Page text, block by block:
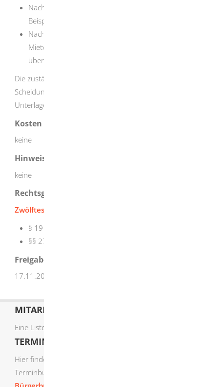
Nachweise über vorhandenes Vermögen wie zum
Beispiel Sparguthaben
Nachweise über die Ausgaben wie zum Beispiel
Mietvertrag, Mietquittungen, Heizkosten, Unterlagen
über Versicherungsbeiträge
Die zuständige Stelle kann aktuelle Kontoauszüge,
Scheidungsurteile, Unterhaltstitel oder weitere
Unterlagen verlangen.
Kosten
keine
Hinweise
keine
Rechtsgrundlage
Zwölftes Buch Sozialgesetzbuch (SGB XII)
§ 19 Leistungsberechtigte
§§ 27 - 39 Hilfe zum Lebensunterhalt
Freigabevermerk
17.11.2025 Sozialministerium Baden-Württemberg
MITARBEITERLISTE
Eine Liste der Mitarbeiter von A-Z finden Sie
TERMIN ONLINE BUCHEN
Hier finden Sie die verfügbaren Sachgebiete zur Online-
Terminbuchung: